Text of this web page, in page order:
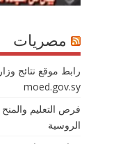
مصريات
رابط موقع نتائج
moed.gov.sy
فرص التعليم
الروسية